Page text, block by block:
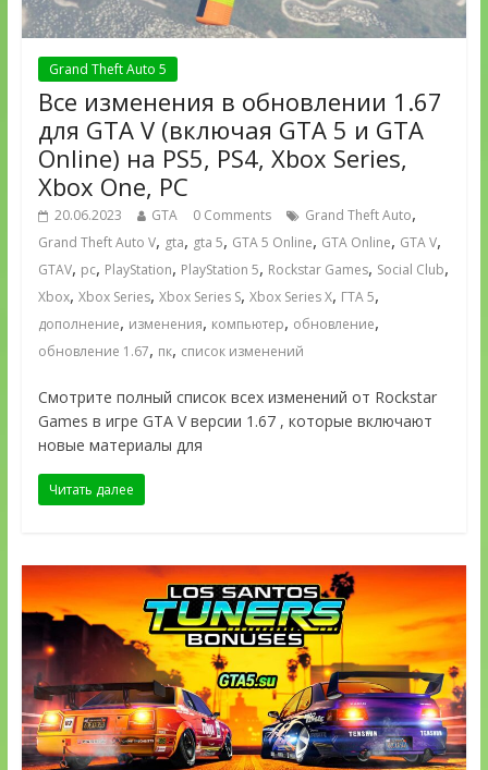
Grand Theft Auto 5
Все изменения в обновлении 1.67
для GTA V (включая GTA 5 и GTA
Online) на PS5, PS4, Xbox Series,
Xbox One, PC
20.06.2023 GTA 0 Comments Grand Theft Auto,
Grand Theft Auto V, gta, gta 5, GTA 5 Online, GTA Online, GTA V,
GTAV, pc, PlayStation, PlayStation 5, Rockstar Games, Social Club,
Xbox, Xbox Series, Xbox Series S, Xbox Series X, ГТА 5,
дополнение, изменения, компьютер, обновление,
обновление 1.67, пк, список изменений
Смотрите полный список всех изменений от Rockstar
Games в игре GTA V версии 1.67 , которые включают
новые материалы для
Читать далее